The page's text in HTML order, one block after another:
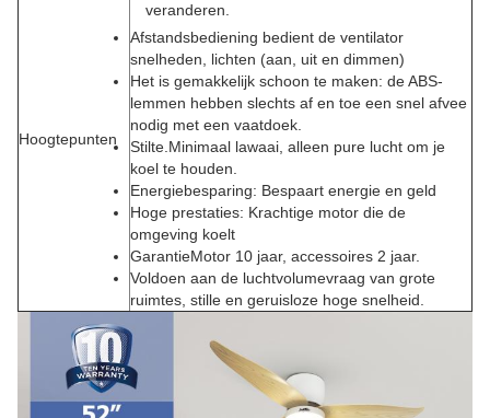
Hoogtepunten
veranderen.
Afstandsbediening bedient de ventilator
snelheden, lichten (aan, uit en dimmen)
Het is gemakkelijk schoon te maken: de ABS-
lemmen hebben slechts af en toe een snel afvee
nodig met een vaatdoek.
Stilte. Minimaal lawaai, alleen pure lucht om je
koel te houden.
Energiebesparing: Bespaart energie en geld
Hoge prestaties: Krachtige motor die de
omgeving koelt
GarantieMotor 10 jaar, accessoires 2 jaar.
Voldoen aan de luchtvolumevraag van grote
ruimtes, stille en geruisloze hoge snelheid.